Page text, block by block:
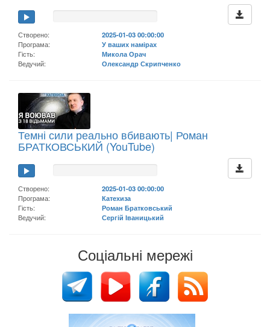
Створено:
2025-01-03 00:00:00
Програма:
У ваших намірах
Гість:
Микола Орач
Ведучий:
Олександр Скрипченко
Темні сили реально вбивають| Роман
БРАТКОВСЬКИЙ (YouTube)
Створено:
2025-01-03 00:00:00
Програма:
Катехиза
Гість:
Роман Братковський
Ведучий:
Сергій Іваницький
Соціальні мережі